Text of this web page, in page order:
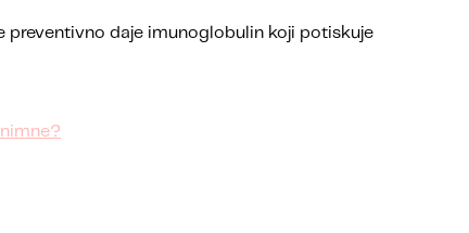
preventivno daje imunoglobulin koji potiskuje